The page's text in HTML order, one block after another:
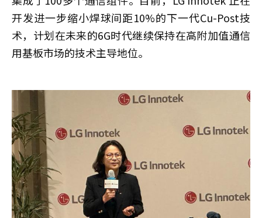
开发进一步缩小焊球间距10%的下一代Cu-Post技
术，计划在未来的6G时代继续保持在高附加值通信
用基板市场的技术主导地位。